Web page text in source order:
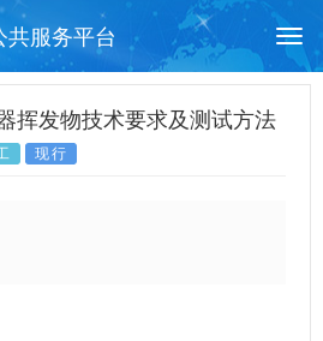
共服务平台
准公告查询
挥发物技术要求及测试方法
现行